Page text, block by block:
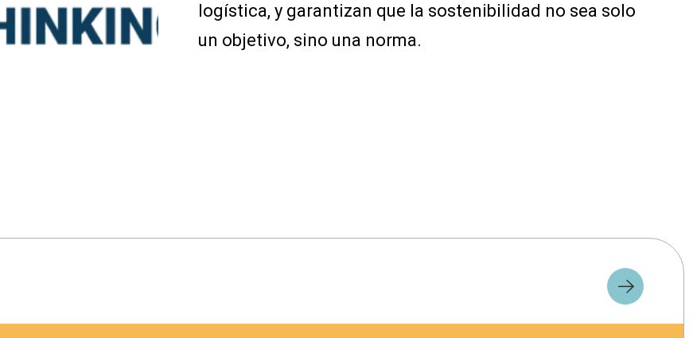
logística, y garantizan que la sostenibilidad no sea solo
un objetivo, sino una norma.